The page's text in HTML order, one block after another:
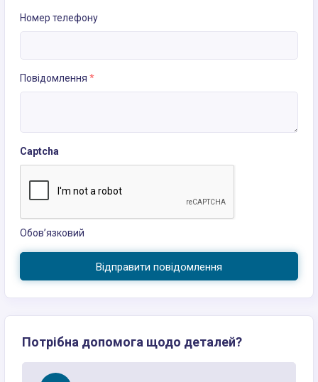
Номер телефону
Повідомлення *
Captcha
Обов’язковий
Відправити повідомлення
Потрібна допомога щодо деталей?